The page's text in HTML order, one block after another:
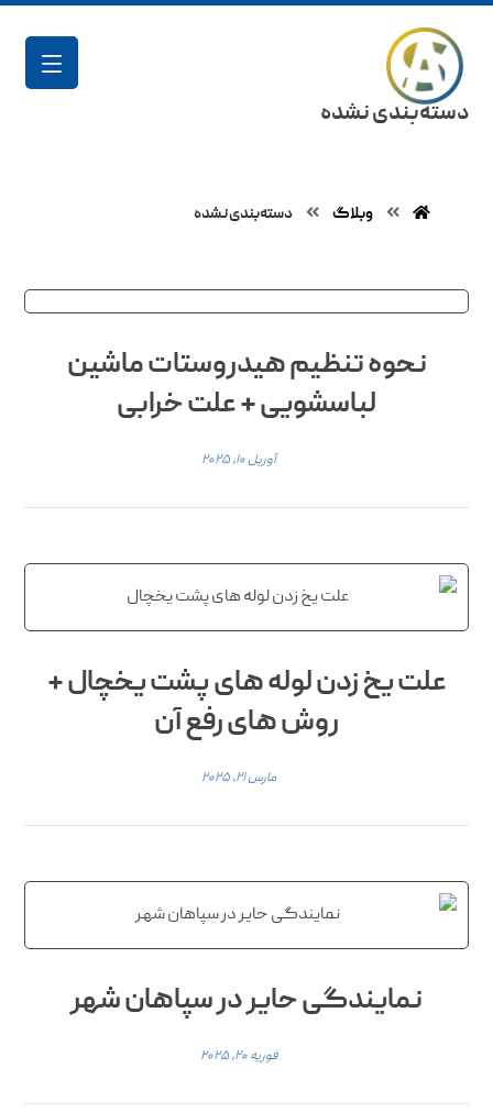
دسته‌بندی نشده
وبلاگ دسته‌بندی نشده
نحوه تنظیم هیدروستات ماشین
لباسشویی + علت خرابی
آوریل ۱۰, ۲۰۲۵
علت یخ زدن لوله های پشت یخچال +
روش های رفع آن
مارس ۲۱, ۲۰۲۵
نمایندگی حایر در سپاهان شهر
فوریه ۲۰, ۲۰۲۵